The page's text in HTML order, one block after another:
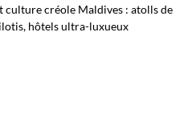
culture créole Maldives : atolls de
hôtels ultra-luxueux